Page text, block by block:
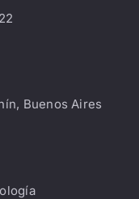
Buenos Aires